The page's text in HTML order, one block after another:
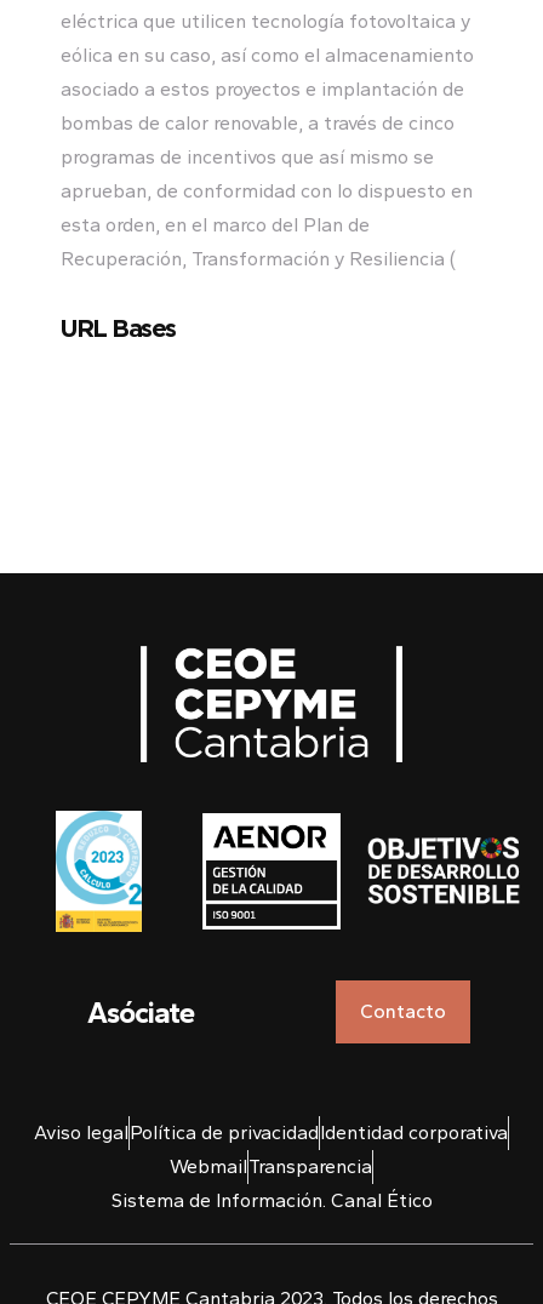
eléctrica que utilicen tecnología fotovoltaica y
eólica en su caso, así como el almacenamiento
asociado a estos proyectos e implantación de
bombas de calor renovable, a través de cinco
programas de incentivos que así mismo se
aprueban, de conformidad con lo dispuesto en
esta orden, en el marco del Plan de
Recuperación, Transformación y Resiliencia (
URL Bases
Asóciate Contacto
Aviso legalPolítica de privacidadIdentidad corporativa
WebmailTransparencia
Sistema de Información. Canal Ético
CEOE CEPYME Cantabria 2023. Todos los derechos